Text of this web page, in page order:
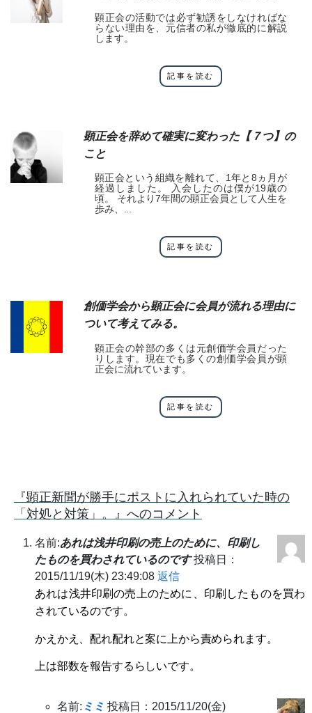
顕正会の活動では必ず勧誘をしなければな
らない理由を、元信者の私が徹底的に解説
します。
記事を読む
顕正会を辞めて確実に変わった【７つ】の
こと
顕正会という組織を離れて、1年と8ヵ月が
経過しました。 入会したのは僕が19歳の
頃。 それより7年間の顕正会員として人生を
歩み、...
記事を読む
創価学会から顕正会に会員が流れる理由に
ついて考えてみる。
顕正会の幹部の多くは元創価学会員だった
りします。現在でも多くの創価学会員が顕
正会に流れています。
記事を読む
『顕正新聞が勝手にポストに入れられていた時の
「対処と対策」。』へのコメント
名前:あれは浅井印刷の売上のために、印刷し
たものを買わされているのです 投稿日：
2015/11/19(木) 23:49:08 返信
あれは浅井印刷の売上のために、印刷したものを買わ
されているのです。
かえかえ、配れ配れと案に上から責められます。
上は部数を報告するらしいです。
名前: ミミ 投稿日：2015/11/20(金)